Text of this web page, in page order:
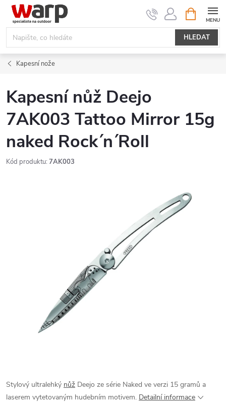
Přejít
obsah
HLEDAT
NÁKUPNÍ
KOŠÍK
Kapesní nože
Kapesní nůž Deejo
7AK003 Tattoo Mirror 15g
naked Rock´n´Roll
Kód produktu: 7AK003
Stylový ultralehký nůž Deejo ze série Naked ve verzi 15 gramů a
laserem vytetovaným hudebním motivem. Detailní informace